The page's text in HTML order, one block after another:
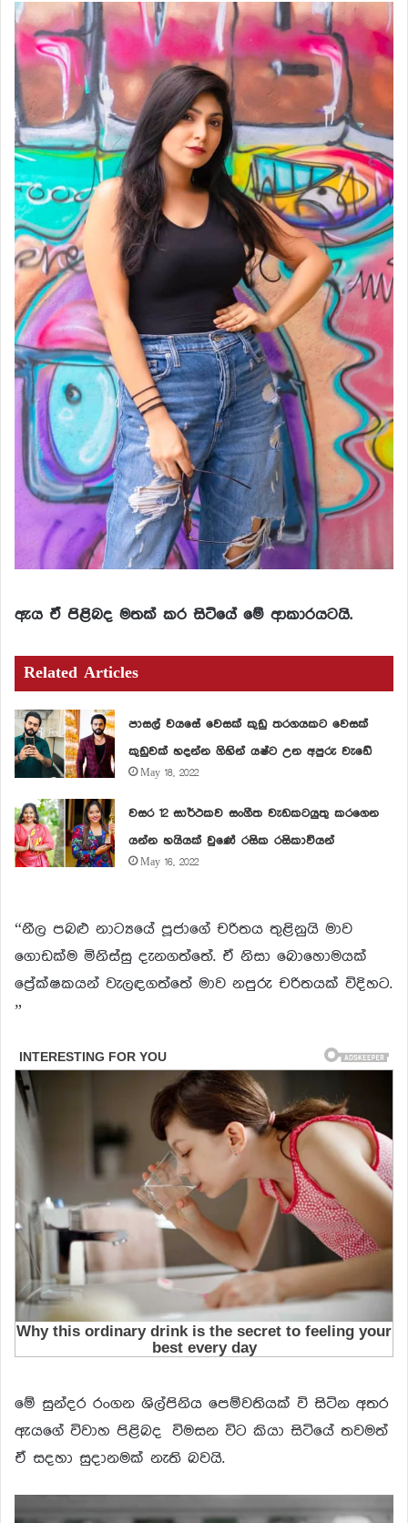
ඇය ඒ පිළිබද මතක් කර සිටියේ මේ ආකාරයටයි.
Related Articles
පාසල් වයසේ වෙසක් කුඩු තරගයකට වෙසක්
කුඩුවක් හදන්න ගිහින් යෂ්ට උන අපුරු වැඩේ
May 18, 2022
වසර 12 සාර්ථකව සංගීත වැඩකටයුතු කරගෙන
යන්න හයියක් වුණේ රසික රසිකාවියන්
May 16, 2022
“නීල පබළු නාට්‍යයේ පූජාගේ චරිතය තුළිනුයි මාව
ගොඩක්ම මිනිස්සු දැනගත්තේ. ඒ නිසා බොහොමයක්
ප්‍රේක්ෂකයන් වැලඳගත්තේ මාව නපුරු චරිතයක් විදිහට.
”
මේ සුන්දර රංගන ශිල්පිනිය පෙම්වතියක් වි සිටින අතර
ඇයගේ විවාහ පිළිබද විමසන විට කියා සිටියේ තවමත්
ඒ සදහා සුදානමක් නැති බවයි.